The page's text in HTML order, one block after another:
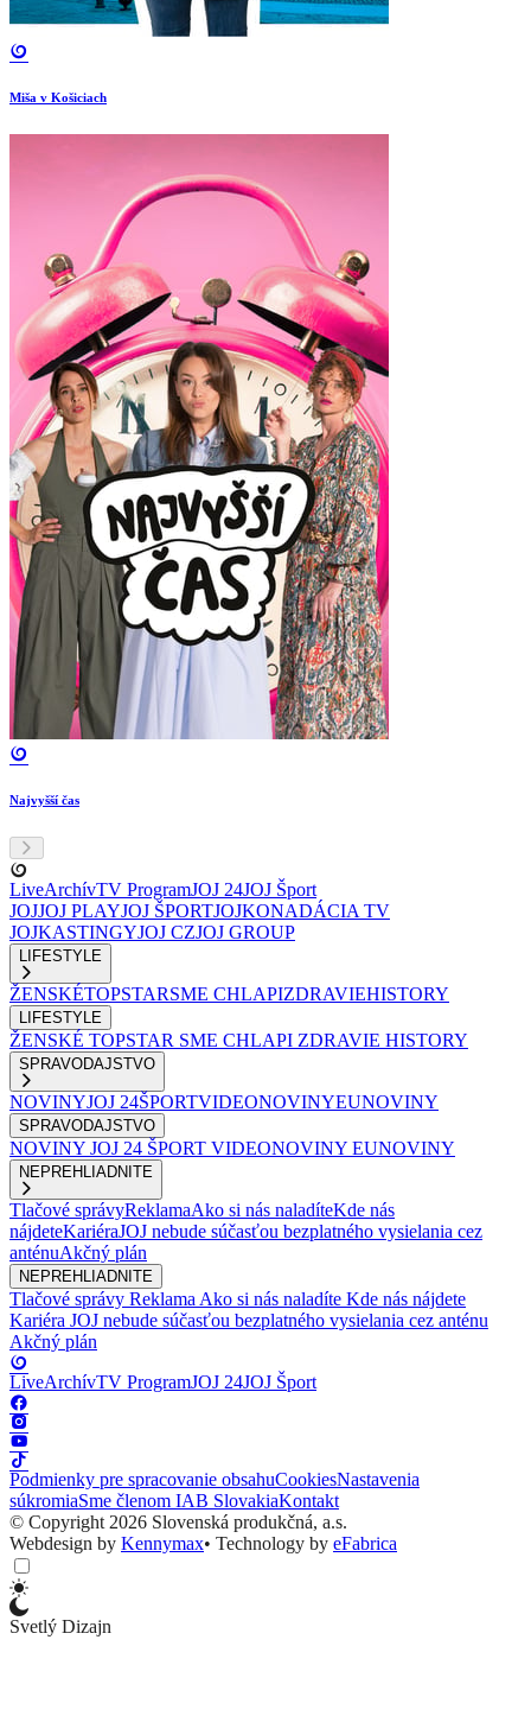
Miša v Košiciach
Najvyšší čas
LiveArchívTV ProgramJOJ 24JOJ Šport
JOJJOJ PLAYJOJ ŠPORTJOJKONADÁCIA TV
JOJKASTINGYJOJ CZJOJ GROUP
LIFESTYLE
ŽENSKÉTOPSTARSME CHLAPIZDRAVIEHISTORY
LIFESTYLE
ŽENSKÉ TOPSTAR SME CHLAPI ZDRAVIE HISTORY
SPRAVODAJSTVO
NOVINYJOJ 24ŠPORTVIDEONOVINYEUNOVINY
SPRAVODAJSTVO
NOVINY JOJ 24 ŠPORT VIDEONOVINY EUNOVINY
NEPREHLIADNITE
Tlačové správyReklamaAko si nás naladíteKde nás
nájdeteKariéraJOJ nebude súčasťou bezplatného vysielania cez
anténuAkčný plán
NEPREHLIADNITE
Tlačové správy Reklama Ako si nás naladíte Kde nás nájdete
Kariéra JOJ nebude súčasťou bezplatného vysielania cez anténu
Akčný plán
LiveArchívTV ProgramJOJ 24JOJ Šport
Podmienky pre spracovanie obsahuCookiesNastavenia
súkromiaSme členom IAB SlovakiaKontakt
© Copyright 2026 Slovenská produkčná, a.s.
Webdesign by Kennymax• Technology by eFabrica
Svetlý Dizajn